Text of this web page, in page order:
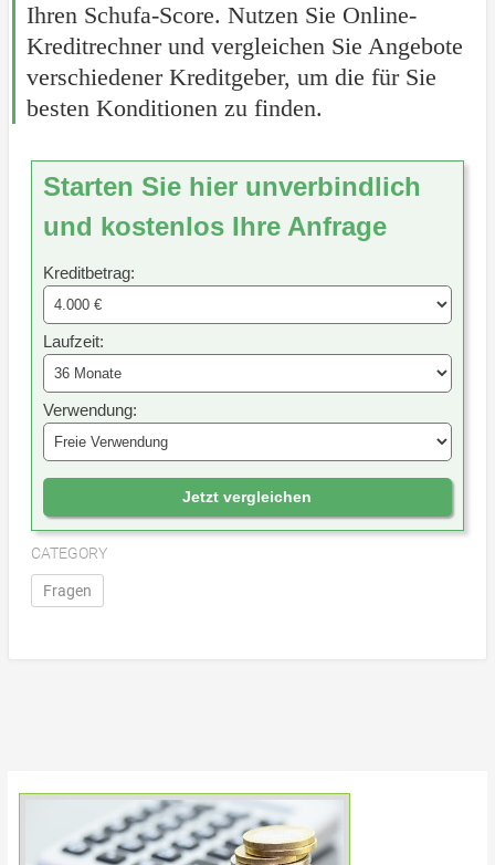
Ihren Schufa-Score. Nutzen Sie Online-
Kreditrechner und vergleichen Sie Angebote
verschiedener Kreditgeber, um die für Sie
besten Konditionen zu finden.
Starten Sie hier unverbindlich
und kostenlos Ihre Anfrage
Kreditbetrag:
Laufzeit:
Verwendung:
Jetzt vergleichen
CATEGORY
Fragen